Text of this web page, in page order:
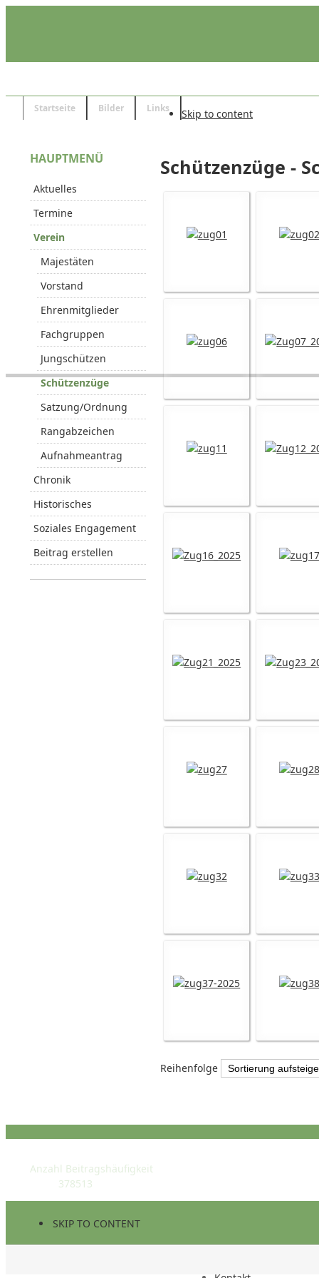
Startseite Bilder Links Skip to content
Schützenzüge -
Reihenfolge
HAUPTMENÜ
Aktuelles
Termine
Verein
Majestäten
Vorstand
Ehrenmitglieder
Fachgruppen
Jungschützen
Schützenzüge
Satzung/Ordnung
Rangabzeichen
Aufnahmeantrag
Chronik
Historisches
Soziales Engagement
Beitrag erstellen
STATISTIK
Anzahl Beitragshäufigkeit
378513
SKIP TO CONTENT